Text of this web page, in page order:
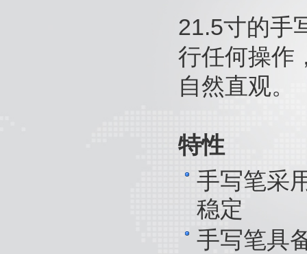
21.5寸的手
行任何操作
自然直观。
特性
手写笔采
稳定
手写笔具